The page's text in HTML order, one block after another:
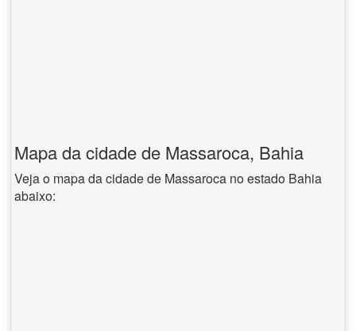
Mapa da cidade de Massaroca, Bahia
Veja o mapa da cidade de Massaroca no estado Bahia
abaixo: